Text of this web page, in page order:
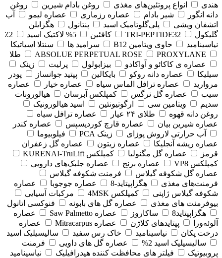
هندی
انواع پروتئین‌های مغذی روغن بادام شیرین
روغن
دانه انگور
شیر بادام عصاره رزماری عصاره لیمو
آب
اتشفان ویشی
پلی‌گلوتامیک اسید پنتانول
هگزایلن
گلیکول
TRI-PEPTIDE32 کافئین 5% لاکتیک اسید
2٪
نیاسینامید
حاوی ویتامین B12 سرامید ها
سنتلا اسیاتیکا
ABSOLUE PERPETUAL ROSE
PROXYLANE
طلا
عصاره ی کاکائو و آواکادو
بیزابولول پرلیت
زینک
سیلیکا
عصاره دانه روکو بایکالین پپتید جوانساز
پودر
مروارید
عصاره ترافل الماس سیاه عصاره خیار
عصاره
سیب
عصاره گل نرگس کمپلکس آبرسان
هیالورونات
سدیم
ویتامین سی ارگوتیونئین
اسید هیالورونیک
روغن دانه قهوه
طلای ۲۴ عیار
عصاره ترافل سیاه
عصاره شیرین بیان
عصاره قارچ کوردیسپس
عصاره کندر
آب حرارتی لاروش پوزای
زینک PCA
فیلوبیوما
عصاره ریشه آنجلیکا
عصاره زیتون
عصاره گل زعفران
قرمز
عصاره گل مگنولیا
کمپلکس KURENAI-TruLift
کمپلکس VP8
عصاره برنج
عصاره جلبک‌های دارویی
عصاره گل شکوفه گیلاس
فرمنت شکوفه گیلاس
فرمنت‌های مغذی
هگزاپپتاید-8 عصاره جوجوبا
عصاره
شکوفه گیلاس ژاپنی
کمپلکس 4MSK
مرکبات آسیایی
بیوفرمنت های مغذی
عصاره گل های بابونه
فنوکسی اتانول
هگزاپپتاید8
ساکاروز عصاره Saw Palmetto
عصاره
آلوئه‌ورا
پپتایدهای کلاژن عصاره Mitracarpus
عصاره
درخت پکان
نیاسینامید خاک رس سفید
سالیسیلیک اسید
سالیسیلیک اسید 2%
عصاره گل های داویی
فرمنت
پروبیوتیک
فیلتر های محافظت کننده هیدرافیلیک
نیاسینامید